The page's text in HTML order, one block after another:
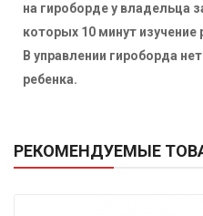
на гироборде у владельца
которых 10 минут
В управлении гироборда
ребенка.
РЕКОМЕНДУЕМЫЕ